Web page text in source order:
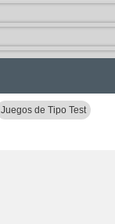
Juegos de Tipo Test